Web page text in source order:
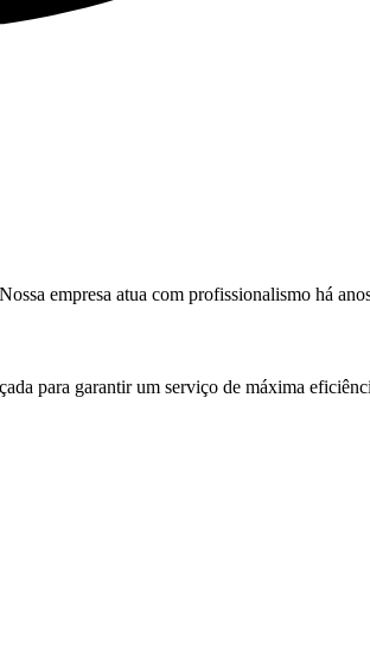
empresa atua com profissionalismo há
para garantir um serviço de máxima